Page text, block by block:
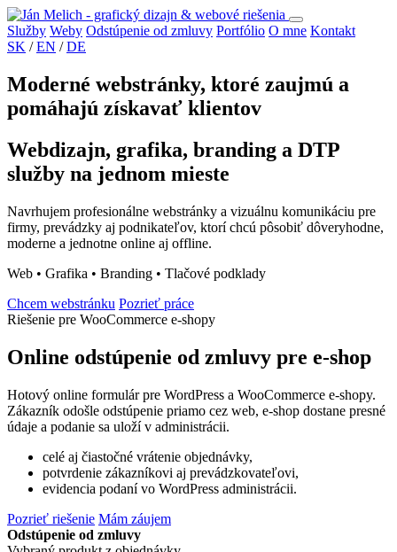
Služby Weby Odstúpenie od zmluvy Portfólio O mne Kontakt
SK / EN / DE
Moderné webstránky, ktoré zaujmú a
pomáhajú získavať klientov
Webdizajn, grafika, branding a DTP
služby na jednom mieste
Navrhujem profesionálne webstránky a vizuálnu komunikáciu pre
firmy, prevádzky aj podnikateľov, ktorí chcú pôsobiť dôveryhodne,
moderne a jednotne online aj offline.
Web • Grafika • Branding • Tlačové podklady
Chcem webstránku Pozrieť práce
Riešenie pre WooCommerce e-shopy
Online odstúpenie od zmluvy pre e-shop
Hotový online formulár pre WordPress a WooCommerce e-shopy.
Zákazník odošle odstúpenie priamo cez web, e-shop dostane presné
údaje a podanie sa uloží v administrácii.
celé aj čiastočné vrátenie objednávky,
potvrdenie zákazníkovi aj prevádzkovateľovi,
evidencia podaní vo WordPress administrácii.
Pozrieť riešenie Mám záujem
Odstúpenie od zmluvy